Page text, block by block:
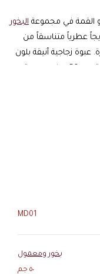
القمة في مجموعة البخور
عطرياً متناسقاً من
عبوة زجاجية أنيقة بلون
سوبر
MD01
بخور ومعمول
٥٠ جم